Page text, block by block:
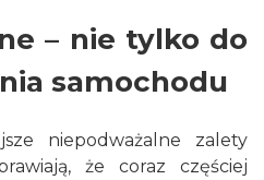
– nie tylko do
samochodu
niepodważalne zalety
że coraz częściej